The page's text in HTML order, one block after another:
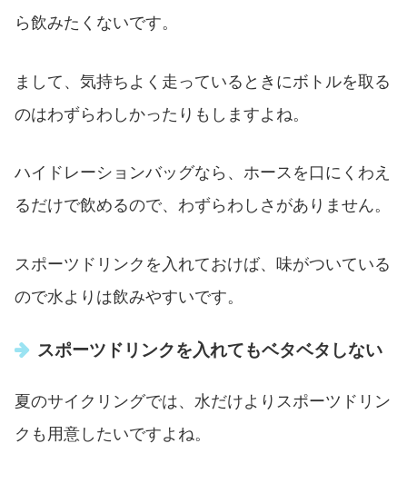
ら飲みたくないです。
まして、気持ちよく走っているときにボトルを取る
のはわずらわしかったりもしますよね。
ハイドレーションバッグなら、ホースを口にくわえ
るだけで飲めるので、わずらわしさがありません。
スポーツドリンクを入れておけば、味がついている
ので水よりは飲みやすいです。
スポーツドリンクを入れてもベタベタしない
夏のサイクリングでは、水だけよりスポーツドリン
クも用意したいですよね。